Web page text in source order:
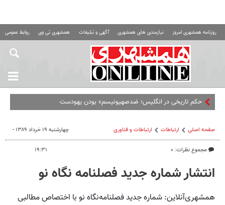
روزنامه همشهری امروز نیازمندی های همشهری آگهی و تبلیغات همشهری تی وی روابط عمومی
حکم تاریخی در انگلیس؛ ضدصهیونیسم» بودن یهودستیزی نیست
صفحه اصلی ارتباطات ارتباطات و فناوری
مجموع نظرات: ۰
چهارشنبه ۱۹ خرداد ۱۳۸۹ -
۱۹:۳۱
انتشار شماره جدید فصلنامه نگاه نو
همشهری‌آنلاین: شماره جدید فصلنامه‌نگاه نو با اختصاص مطالبی